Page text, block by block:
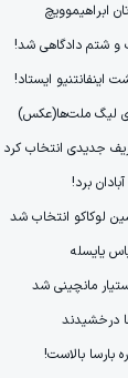
ابراهیموویچ
و شتم دادگاهی شد!
اینفانتنیو ایستاد!
لیگ ملت‌ها(عکس)
جدیدی انتخاب کرد
برد!
لوکاکو انتخاب شد
یایسله
مانچینی شد
درخشیدند
بارسا بالاست!